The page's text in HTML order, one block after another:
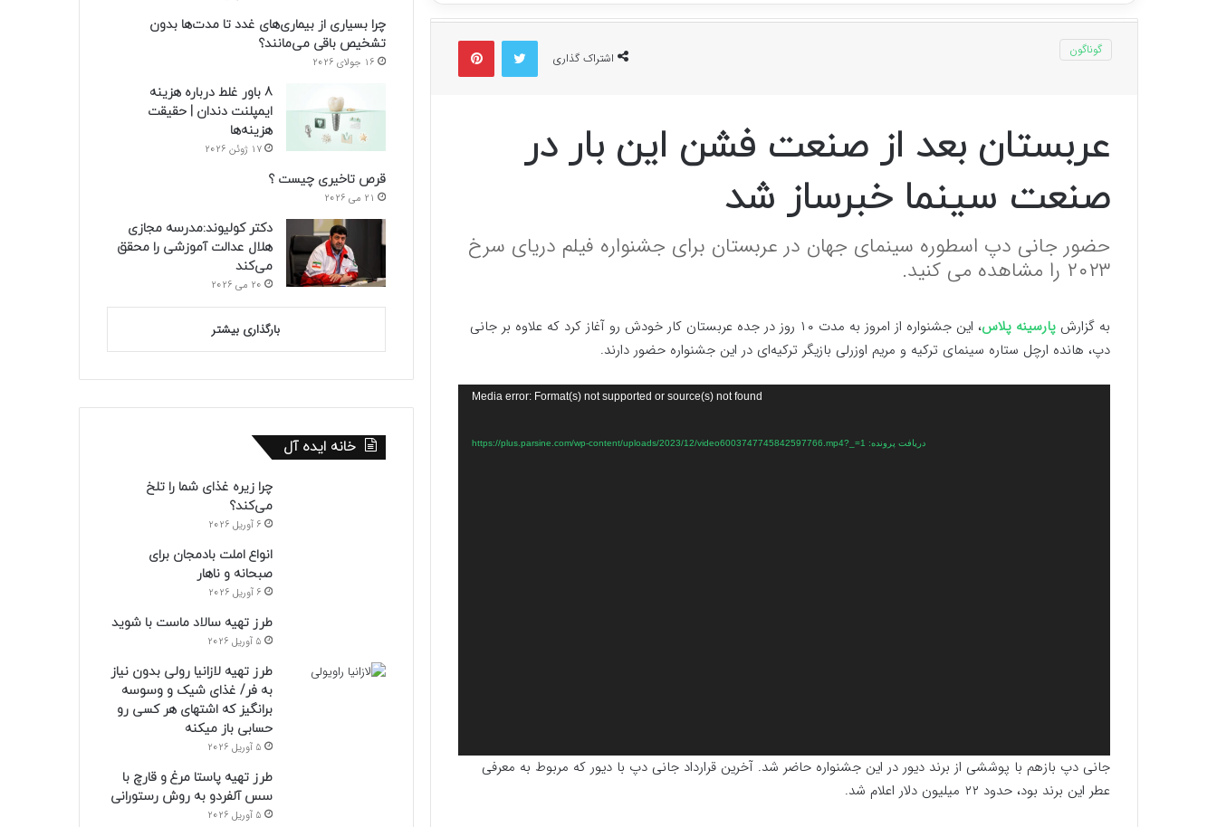
اشتراک گذاری
توییتر پینتریست
گوناگون
عربستان بعد از صنعت فشن این بار در
صنعت سینما خبرساز شد
حضور جانی دپ اسطوره سینمای جهان در عربستان برای جشنواره فیلم دریای سرخ
۲۰۲۳ را مشاهده می کنید.
به گزارش پارسینه پلاس
، این جشنواره از امروز به مدت ۱۰ روز در جده عربستان کار خودش رو آغاز کرد که علاوه بر جانی‌
دپ، هانده ارچل ستاره سینمای ترکیه و مریم اوزرلی بازیگر ترکیه‌ای در این جشنواره حضور دارند.
Media error: Format(s) not supported or source(s) not found
دریافت پرونده: https://plus.parsine.com/wp-content/uploads/2023/12/video6003747745842597766.mp4?_=1
جانی دپ بازهم با پوششی از برند دیور در این جشنواره حاضر شد. آخرین قرارداد جانی دپ با دیور که مربوط به معرفی
عطر این برند بود، حدود ۲۲ میلیون دلار اعلام شد.
چرا بسیاری از بیماری‌های غدد تا مدت‌ها بدون
تشخیص باقی می‌مانند؟
16 جولای 2026
8 باور غلط درباره هزینه
ایمپلنت دندان | حقیقت
هزینه‌ها
17 ژوئن 2026
قرص تاخیری چیست ؟
21 می 2026
دکتر کولیوند:مدرسه مجازی
هلال عدالت آموزشی را محقق
می‌کند
20 می 2026
بارگذاری بیشتر
خانه ایده آل
چرا زیره غذای شما را تلخ
می‌کند؟
6 آوریل 2026
انواع املت بادمجان برای
صبحانه و ناهار
6 آوریل 2026
طرز تهیه سالاد ماست با شوید
5 آوریل 2026
طرز تهیه لازانیا رولی بدون نیاز
به فر/ غذای شیک و وسوسه
برانگیز که اشتهای هر کسی رو
حسابی باز میکنه
5 آوریل 2026
طرز تهیه پاستا مرغ و قارچ با
سس آلفردو به روش رستورانی
5 آوریل 2026